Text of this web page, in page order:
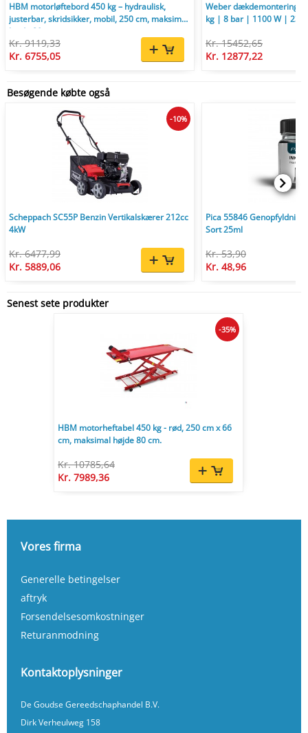
HBM motorløftebord 450 kg – hydraulisk,
justerbar, skridsikker, mobil, 250 cm, maksimal
højde 80 cm.
Kr. 9119,33
Kr. 6755,05
Weber
kg | 8 bar | 1100 W | 230
Kr. 15452,65
Kr. 12877,22
Besøgende købte også
Scheppach SC55P Benzin Vertikalskærer 212cc
4kW
Kr. 6477,99
Kr. 5889,06
-10%
Pica 55846
Sort 25ml
Kr. 53,90
Kr. 48,96
Senest sete produkter
HBM motorheftabel 450 kg - rød, 250 cm x 66
cm, maksimal højde 80 cm.
Kr. 10785,64
Kr. 7989,36
-35%
Vores firma
Generelle betingelser
aftryk
Forsendelsesomkostninger
Returanmodning
Kontaktoplysninger
De Goudse Gereedschaphandel B.V.
Dirk Verheulweg 158